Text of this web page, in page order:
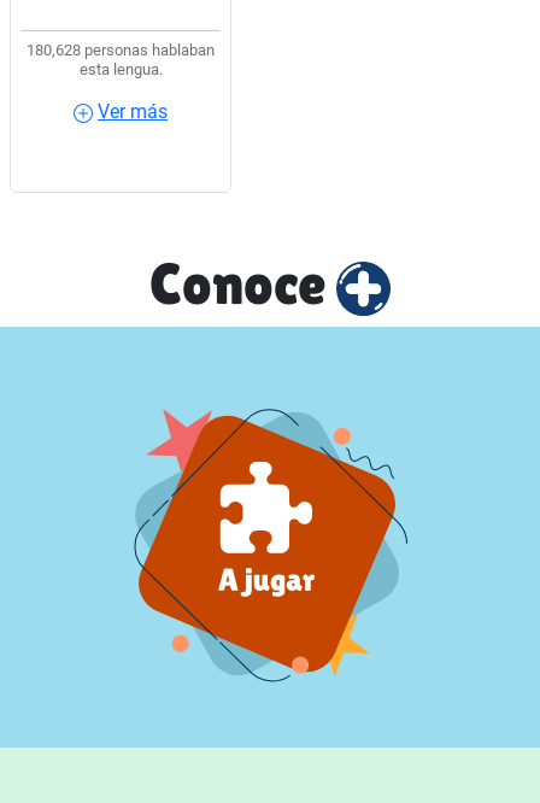
180,628 personas hablaban
esta lengua.
Ver más
Ver más
Conoce